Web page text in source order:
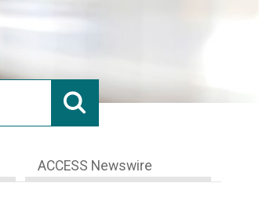
ACCESS Newswire